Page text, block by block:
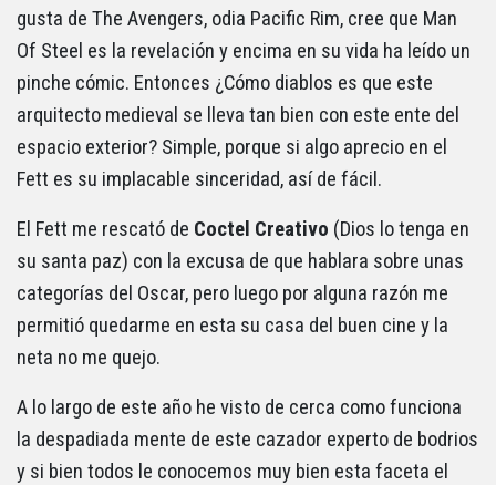
gusta de The Avengers, odia Pacific Rim, cree que Man
Of Steel es la revelación y encima en su vida ha leído un
pinche cómic. Entonces ¿Cómo diablos es que este
arquitecto medieval se lleva tan bien con este ente del
espacio exterior? Simple, porque si algo aprecio en el
Fett es su implacable sinceridad, así de fácil.
El Fett me rescató de Coctel Creativo (Dios lo tenga en
su santa paz) con la excusa de que hablara sobre unas
categorías del Oscar, pero luego por alguna razón me
permitió quedarme en esta su casa del buen cine y la
neta no me quejo.
A lo largo de este año he visto de cerca como funciona
la despadiada mente de este cazador experto de bodrios
y si bien todos le conocemos muy bien esta faceta el